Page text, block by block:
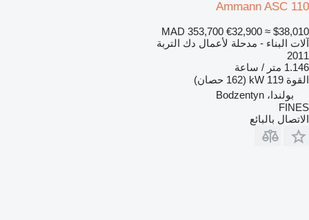
Ammann ASC 110
MAD 353,700 €32,900 ≈ $38,010
آلات البناء - مدحلة لأعمال دك التربة
2011
1.146 متر / ساعة
القوة 119 kW (162 حصان)
بولندا، Bodzentyn
FINES
الاتصال بالبائع